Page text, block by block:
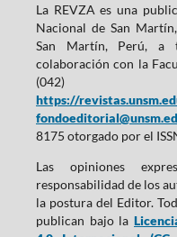
La REVZA es una
Nacional de San
San Martín, Perú, a
colaboración con la
(042)
https://
8175 otorgado por el
Las opiniones
responsabilidad de los
la postura del Editor.
publican bajo la